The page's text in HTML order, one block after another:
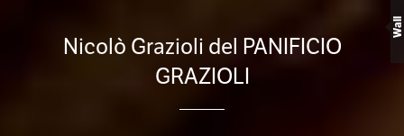
Nicolò Grazioli del PANIFICIO
GRAZIOLI
Wall